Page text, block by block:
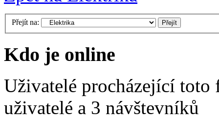
Přejít na:
Kdo je online
Uživatelé procházející
uživatelé a 3 návštevníků